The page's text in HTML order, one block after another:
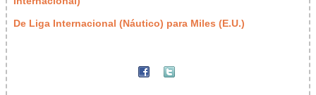
De Liga Internacional (Náutico) para Miles (E.U.)